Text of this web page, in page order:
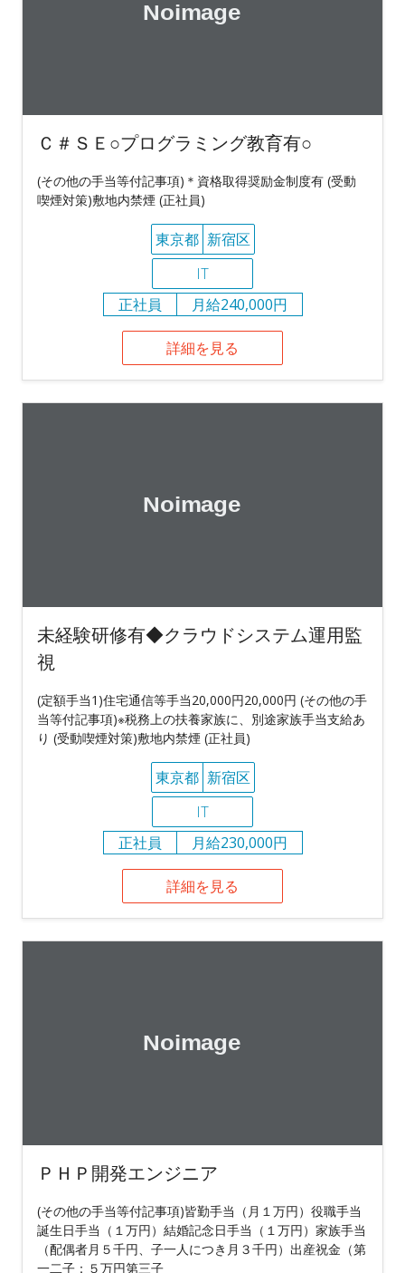
Ｃ＃ＳＥ○プログラミング教育有○
(その他の手当等付記事項)＊資格取得奨励金制度有 (受動
喫煙対策)敷地内禁煙 (正社員)
東京都 新宿区
IT
正社員
月給240,000円
詳細を見る
未経験研修有◆クラウドシステム運用監
視
(定額手当1)住宅通信等手当20,000円20,000円 (その他の手
当等付記事項)※税務上の扶養家族に、別途家族手当支給あ
り (受動喫煙対策)敷地内禁煙 (正社員)
東京都 新宿区
IT
正社員
月給230,000円
詳細を見る
ＰＨＰ開発エンジニア
(その他の手当等付記事項)皆勤手当（月１万円）役職手当
誕生日手当（１万円）結婚記念日手当（１万円）家族手当
（配偶者月５千円、子一人につき月３千円）出産祝金（第
一二子：５万円第三子